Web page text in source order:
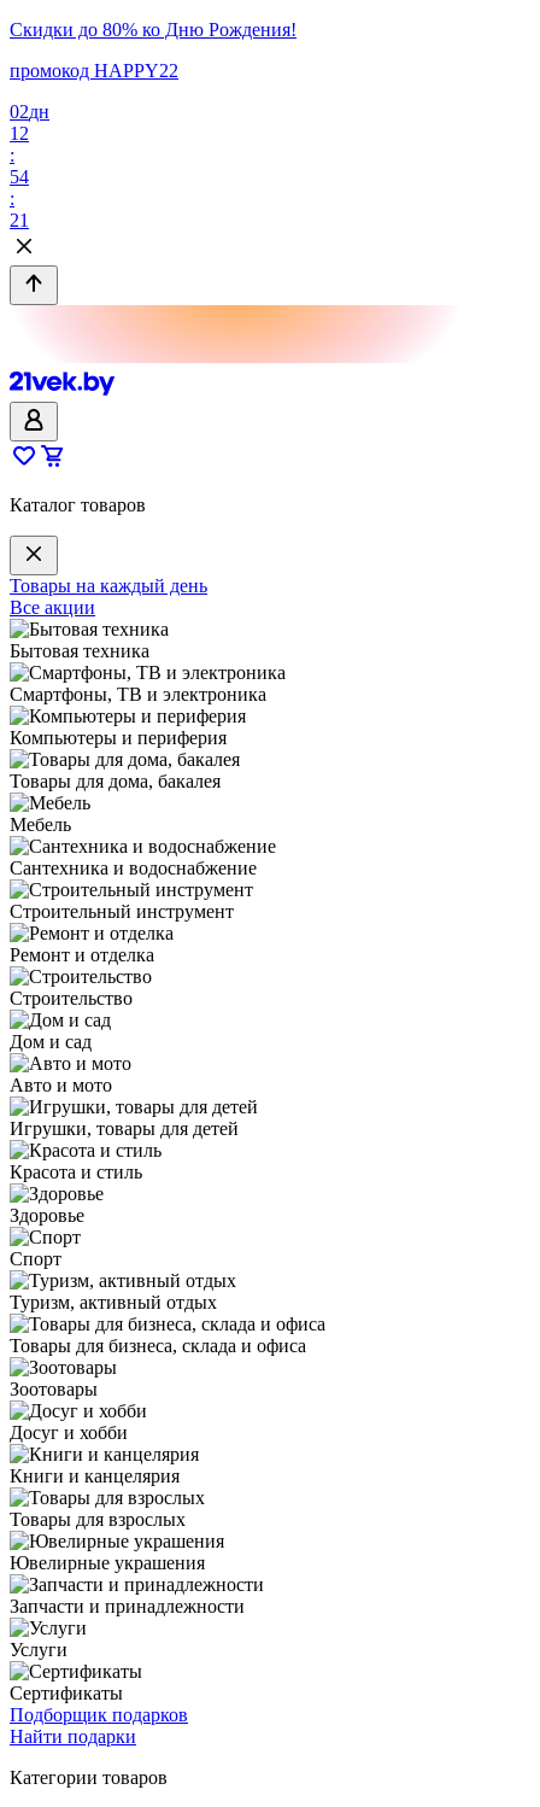
Скидки до 80% ко Дню Рождения!
промокод HAPPY22
02дн
12
:
54
:
21
Каталог товаров
Товары на каждый день
Все акции
Бытовая техника
Смартфоны, ТВ и электроника
Компьютеры и периферия
Товары для дома, бакалея
Мебель
Сантехника и водоснабжение
Строительный инструмент
Ремонт и отделка
Строительство
Дом и сад
Авто и мото
Игрушки, товары для детей
Красота и стиль
Здоровье
Спорт
Туризм, активный отдых
Товары для бизнеса, склада и офиса
Зоотовары
Досуг и хобби
Книги и канцелярия
Товары для взрослых
Ювелирные украшения
Запчасти и принадлежности
Услуги
Сертификаты
Подборщик подарков
Найти подарки
Категории товаров